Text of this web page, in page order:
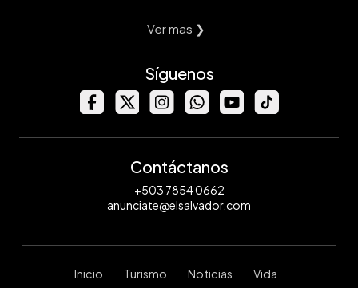
Ver mas ❯
Síguenos
Contáctanos
+503 7854 0662
anunciate@elsalvador.com
Inicio Turismo Noticias Vida